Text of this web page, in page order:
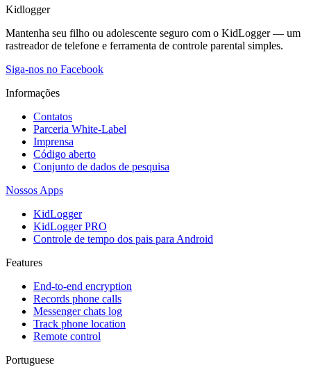
Kidlogger
Mantenha seu filho ou adolescente seguro com o KidLogger — um
rastreador de telefone e ferramenta de controle parental simples.
Siga-nos no Facebook
Informações
Contatos
Parceria White-Label
Imprensa
Código aberto
Conjunto de dados de pesquisa
Nossos Apps
KidLogger
KidLogger PRO
Controle de tempo dos pais para Android
Features
End-to-end encryption
Records phone calls
Messenger chats log
Track phone location
Remote control
Portuguese